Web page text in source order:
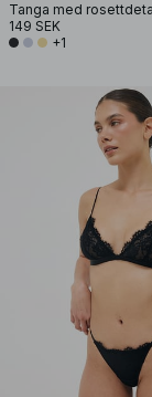
Tanga med
149 SEK
+1